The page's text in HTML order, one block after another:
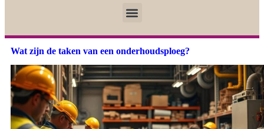
Wat zijn de taken van een onderhoudsploeg?